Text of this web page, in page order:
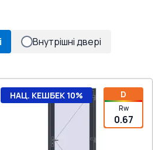
Внутрішні двері
D
Rw
0.67
НАЦ. КЕШБЕК 10%